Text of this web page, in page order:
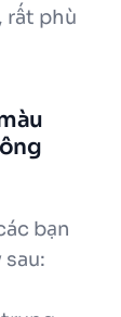
rất phù
bạn